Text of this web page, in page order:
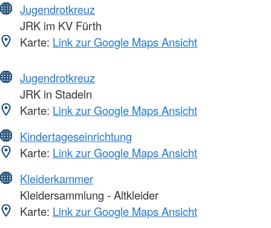
Jugendrotkreuz
JRK im KV Fürth
Karte: Link zur Google Maps Ansicht
Jugendrotkreuz
JRK in Stadeln
Karte: Link zur Google Maps Ansicht
Kindertageseinrichtung
Karte: Link zur Google Maps Ansicht
Kleiderkammer
Kleidersammlung - Altkleider
Karte: Link zur Google Maps Ansicht